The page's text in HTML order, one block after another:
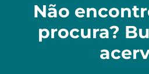
Não
procura?